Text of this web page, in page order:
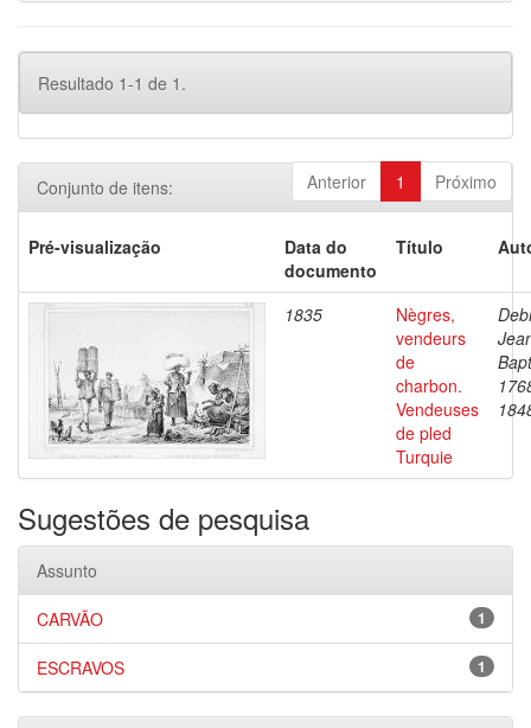
Resultado 1-1 de 1.
Anterior 1 Próximo
Conjunto de itens:
Pré-visualização
Data do
documento
Título
1835
Nègres,
vendeurs
de
charbon.
Vendeuses
de pled
Turquie
Sugestões de pesquisa
Assunto
1
CARVÃO
1
ESCRAVOS